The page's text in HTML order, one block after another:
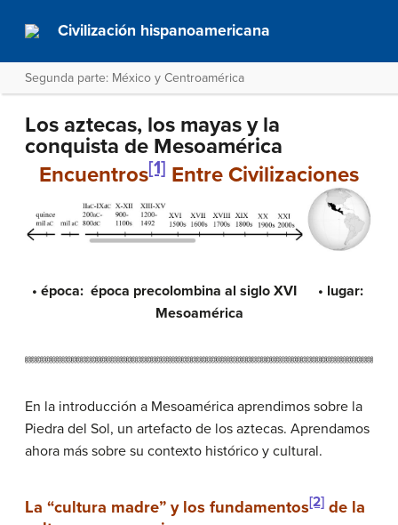
Civilización hispanoamericana
Segunda parte: México y Centroamérica
Los aztecas, los mayas y la
conquista de Mesoamérica
Encuentros[1] Entre Civilizaciones
• época: época precolombina al siglo XVI • lugar:
Mesoamérica
En la introducción a Mesoamérica aprendimos sobre la
Piedra del Sol, un artefacto de los aztecas. Aprendamos
ahora más sobre su contexto histórico y cultural.
La “cultura madre” y los fundamentos[2] de la